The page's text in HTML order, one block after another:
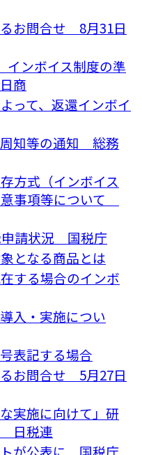
お問合せ 8月31日
インボイス制度の準
商
って、返還インボイ
周知等の通知 総務
方式（インボイス
事項等について
申請状況 国税庁
となる商品とは
する場合のインボ
入・実施につい
表記する場合
お問合せ 5月27日
実施に向けて」研
日税連
トが公表に 国税庁